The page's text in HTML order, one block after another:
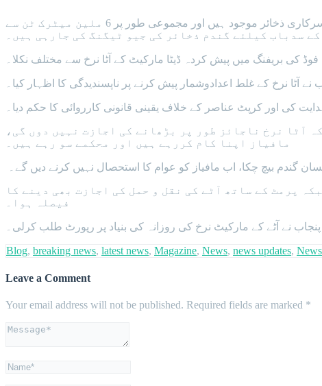
وزیراعلیٰ پنجاب مریم نواز کی زیر صدارت اجلاس ہوا جس میں محکمہ فوڈ نے بریفنگ دی کہ پنجاب میں 2.2 ملین میٹرک ٹن گندم کے سرکاری ذخائر موجود ہیں اور مجموعی طور پر 6 ملین میٹرک ٹن سے
سدباب کیلئے گندم ذخائر کی جیو ٹیگنگ کی جارہی ہیں۔
نے آٹا نرخ کے غلط اعدادوشمار پیش کرنے پر ناپسندیدگی کا اظہار کیا۔
کی اور کرپٹ عناصر کے خلاف یقینی قانونی کارروائی کا حکم دیا۔
آٹا نرخ ناجائز طور پر بڑھانے کی اجازت نہیں دوں گی،
مافیاز اپنا کام کررہے ہیں اور محکمے سو رہے ہیں۔
گندم بیچ چکا، اب مافیاز کو عوام کا استحصال نہیں کرنے دیں گے۔
پرمٹ کے ساتھ آٹے کی نقل و حمل کی اجازت بھی دینے کا
فیصلہ ہوا۔
Blog, breaking news, latest news, Magazine, News, news updates,
Leave a Comment
Your email address will not be published. Required fields are marked *